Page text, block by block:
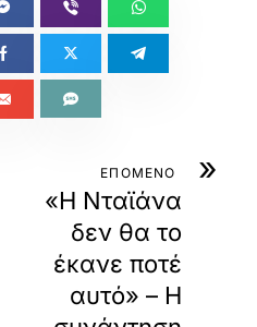
»
ΕΠΟΜΕΝΟ
«Η Νταϊάνα
δεν θα το
έκανε ποτέ
αυτό» – Η